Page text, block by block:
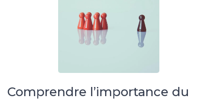
Comprendre l’importance du